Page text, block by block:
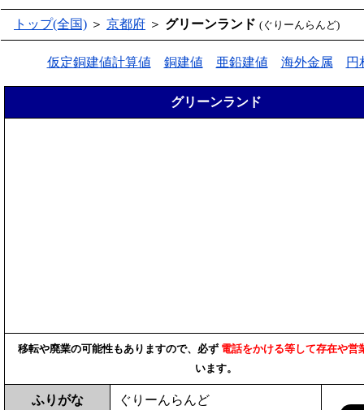
トップ(全国) ＞ 京都府 ＞ グリーンランド (ぐりーんらんど)
仮定銅建値計算値 銅建値 亜鉛建値 海外金属 円
グリーンランド
移転や廃業の可能性もありますので、必ず 電話をかける等して存在や営
います。
ふりがな ぐりーんらんど